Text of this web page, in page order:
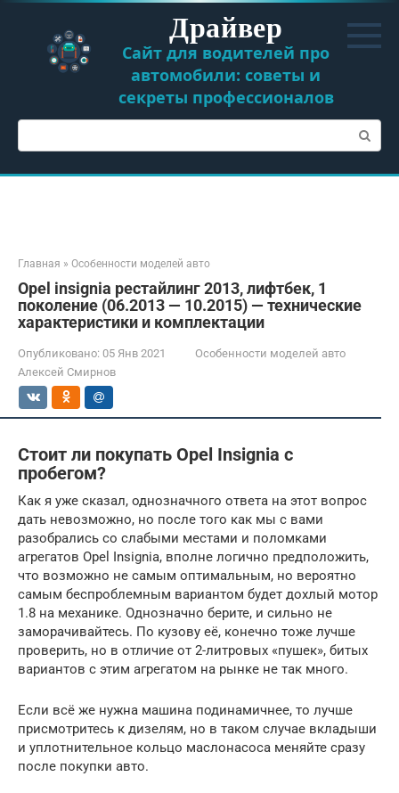
Перейти
контенту
Драйвер
Сайт для водителей про
автомобили: советы и
секреты профессионалов
Поиск:
Главная » Особенности моделей авто
Opel insignia рестайлинг 2013, лифтбек, 1
поколение (06.2013 — 10.2015) — технические
характеристики и комплектации
Опубликовано: 05 Янв 2021
Особенности моделей авто
Алексей Смирнов
Стоит ли покупать Opel Insignia с
пробегом?
Как я уже сказал, однозначного ответа на этот вопрос
дать невозможно, но после того как мы с вами
разобрались со слабыми местами и поломками
агрегатов Opel Insignia, вполне логично предположить,
что возможно не самым оптимальным, но вероятно
самым беспроблемным вариантом будет дохлый мотор
1.8 на механике. Однозначно берите, и сильно не
заморачивайтесь. По кузову её, конечно тоже лучше
проверить, но в отличие от 2-литровых «пушек», битых
вариантов с этим агрегатом на рынке не так много.
Если всё же нужна машина подинамичнее, то лучше
присмотритесь к дизелям, но в таком случае вкладыши
и уплотнительное кольцо маслонасоса меняйте сразу
после покупки авто.